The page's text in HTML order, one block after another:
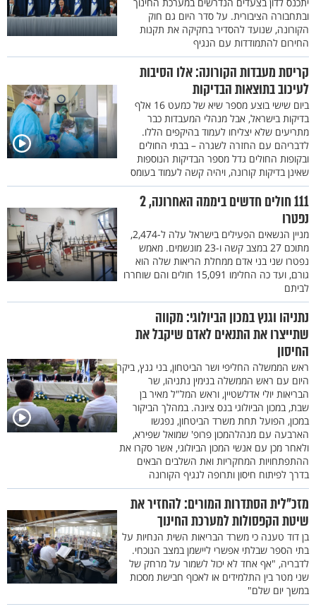
ובתחבורה הציבורית. על סדר היום גם חוק
הקורונה, שנועד להסדיר בחקיקה את תקנות
החירום להתמודדות עם הנגיף
קריסת מעבדות הקורונה: אלו הסיבות
לעיכוב בתוצאות הבדיקות
ביום שישי בוצע מספר שיא של כמעט 16 אלף
בדיקות בישראל, אבל מנהלי המעבדות כבר
מתריעים שלא יצליחו לעמוד בהיקפים הללו.
לדבריהם עם החזרה לשגרה – בבתי החולים
ובקופות החולים גדל מספר הבדיקות הנוספות
שאינן בדיקות קורונה, ויהיה קשה לעמוד בעומס
111 חולים חדשים ביממה האחרונה, 2
נפטרו
מניין הנשאים הפעילים בישראל עלה ל-2,474,
מתוכם 27 במצב קשה ו-23 מונשמים. מאמש
נפטרו שני בני אדם ממחלת הריאות שלה הוא
גורם, ועד כה החלימו 15,091 חולים והם שוחררו
לביתם
נתניהו וגנץ במכון הביולוגי: מקווה
שתייצרו את התנאים לאדם שיקבל את
החיסון
ראש הממשלה החליפי ושר הביטחון, בני גנץ, ביקר
היום עם ראש הממשלה בנימין נתניהו, שר
הבריאות יולי אדלשטיין, וראש המל"ל מאיר בן
שבת, במכון הביולוגי בנס ציונה. במהלך הביקור
במכון, הפועל תחת משרד הביטחון, נפגשו
הארבעה עם מנהלהמכון פרופ' שמואל שפירא,
ולאחר מכן עם אנשי המכון הביולוגי, אשר סקרו את
ההתפתחויות המחקריות ואת השלבים הבאים
בדרך לפיתוח חיסון ותרופה לנגיף הקורונה
מזכ"לית הסתדרות המורים: להחזיר את
שיטת הקפסולות למערכת החינוך
בן דוד טענה כי משרד הבריאות השית הנחיות על
בתי הספר שבלתי אפשרי ליישמן במצב הנוכחי.
לדבריה, "אף אחד לא יכול לשמור על מרחק של
שני מטר בין התלמידים או לאכוף חבישת מסכות
במשך יום שלם"